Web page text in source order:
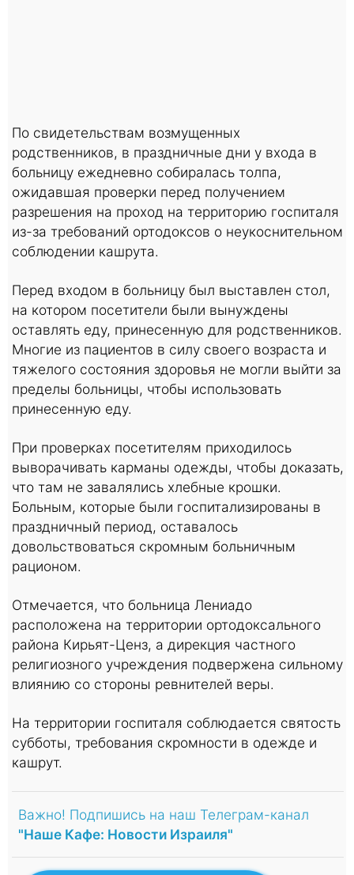
По свидетельствам возмущенных
родственников, в праздничные дни у входа в
больницу ежедневно собиралась толпа,
ожидавшая проверки перед получением
разрешения на проход на территорию госпиталя
из-за требований ортодоксов о неукоснительном
соблюдении кашрута.
Перед входом в больницу был выставлен стол,
на котором посетители были вынуждены
оставлять еду, принесенную для родственников.
Многие из пациентов в силу своего возраста и
тяжелого состояния здоровья не могли выйти за
пределы больницы, чтобы использовать
принесенную еду.
При проверках посетителям приходилось
выворачивать карманы одежды, чтобы доказать,
что там не завалялись хлебные крошки.
Больным, которые были госпитализированы в
праздничный период, оставалось
довольствоваться скромным больничным
рационом.
Отмечается, что больница Лениадо
расположена на территории ортодоксального
района Кирьят-Ценз, а дирекция частного
религиозного учреждения подвержена сильному
влиянию со стороны ревнителей веры.
На территории госпиталя соблюдается святость
субботы, требования скромности в одежде и
кашрут.
Важно! Подпишись на наш Телеграм-канал
"Наше Кафе: Новости Израиля"